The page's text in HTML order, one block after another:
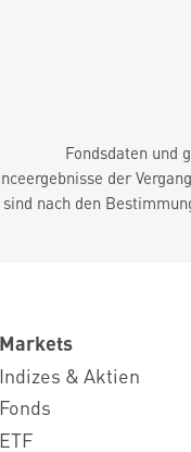
Fondsdaten und
der
nach den
Markets
Indizes & Aktien
Fonds
ETF